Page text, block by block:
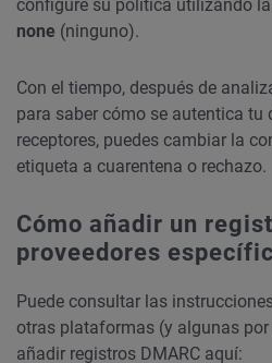
configure su política utilizando
none (ninguno).
Con el tiempo, después de
para saber cómo se autentica tu
receptores, puedes cambiar la
etiqueta a cuarentena o rechazo.
Cómo añadir un
proveedores
Puede consultar las
otras plataformas (y algunas
añadir registros DMARC aquí: